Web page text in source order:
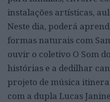
instalações artísticas,
Neste dia, poderá
formas naturais com
ouvir o coletivo O Som
histórias e a dedilhar
projeto de música
com a dupla Lucas